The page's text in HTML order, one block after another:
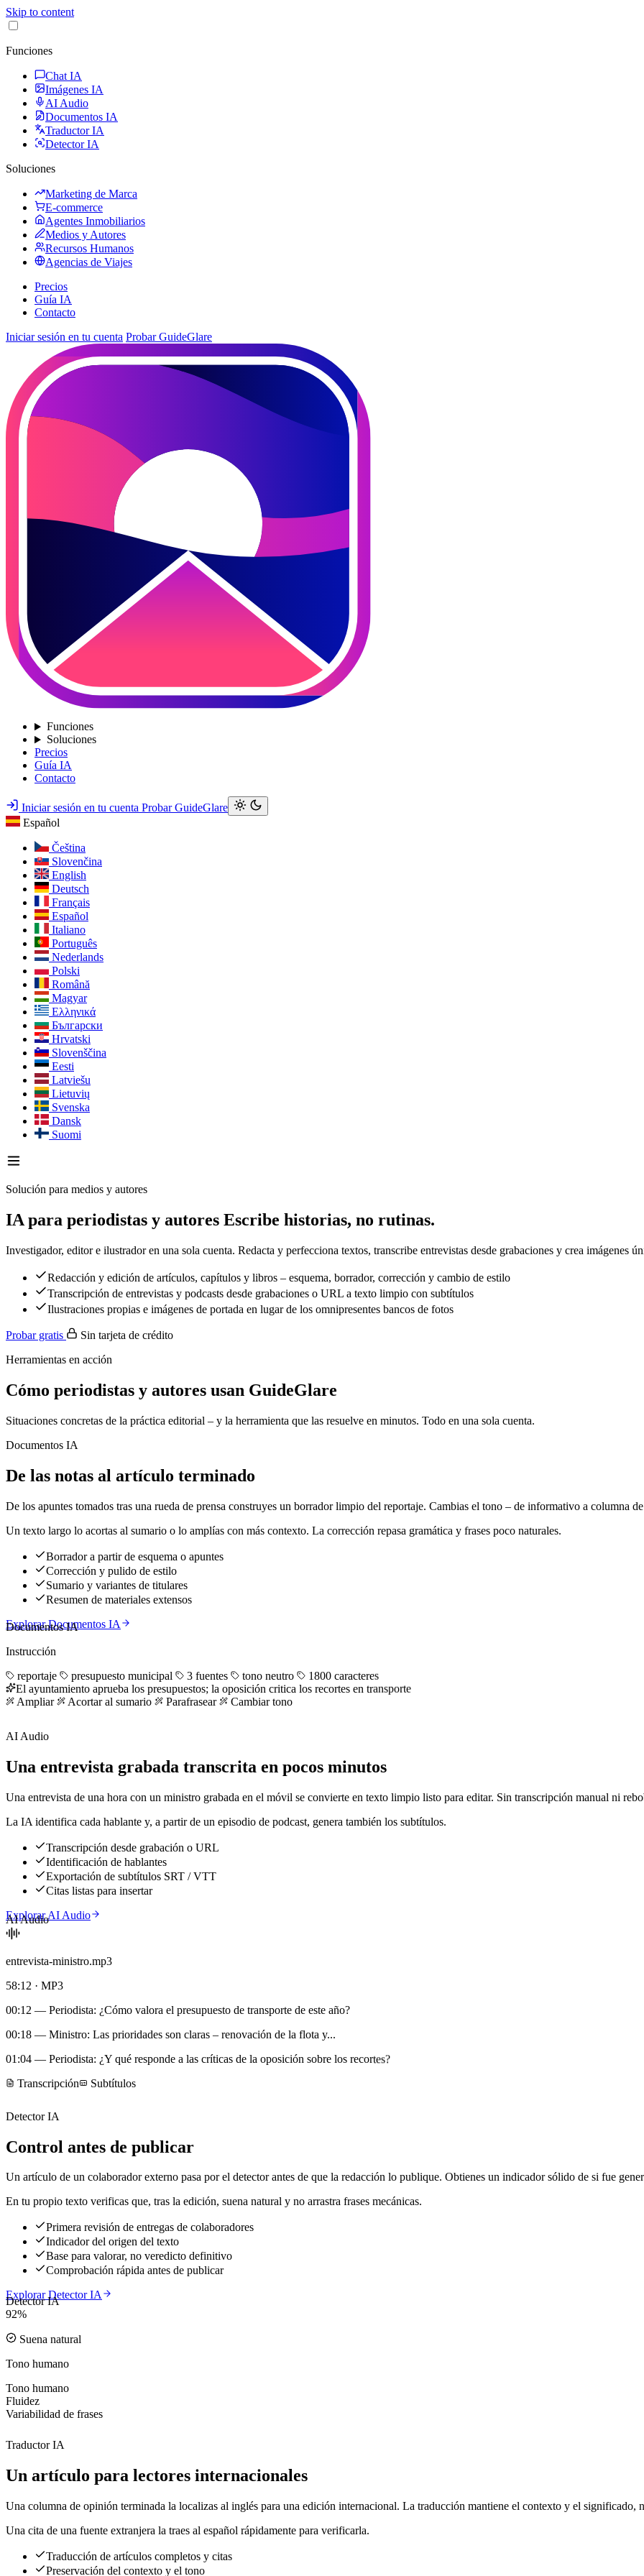
Skip to content
Funciones
Chat IA
Imágenes IA
AI Audio
Documentos IA
Traductor IA
Detector IA
Soluciones
Marketing de Marca
E-commerce
Agentes Inmobiliarios
Medios y Autores
Recursos Humanos
Agencias de Viajes
Precios
Guía IA
Contacto
Iniciar sesión en tu cuenta Probar GuideGlare
Funciones
Soluciones
Precios
Guía IA
Contacto
Iniciar sesión en tu cuenta Probar GuideGlare
Español
Čeština
Slovenčina
English
Deutsch
Français
Español
Italiano
Português
Nederlands
Polski
Română
Magyar
Ελληνικά
Български
Hrvatski
Slovenščina
Eesti
Latviešu
Lietuvių
Svenska
Dansk
Suomi
Solución para medios y autores
IA para periodistas y autores Escribe historias, no rutinas.
Investigador, editor e ilustrador en una sola cuenta. Redacta y perfecciona textos, transcribe entrevistas desde grabaciones y crea imágenes
Redacción y edición de artículos, capítulos y libros – esquema, borrador, corrección y cambio de estilo
Transcripción de entrevistas y podcasts desde grabaciones o URL a texto limpio con subtítulos
Ilustraciones propias e imágenes de portada en lugar de los omnipresentes bancos de fotos
Probar gratis
Sin tarjeta de crédito
Herramientas en acción
Cómo periodistas y autores usan GuideGlare
Situaciones concretas de la práctica editorial – y la herramienta que las resuelve en minutos. Todo en una sola cuenta.
Documentos IA
De las notas al artículo terminado
De los apuntes tomados tras una rueda de prensa construyes un borrador limpio del reportaje. Cambias el tono – de informativo a columna
Un texto largo lo acortas al sumario o lo amplías con más contexto. La corrección repasa gramática y frases poco naturales.
Borrador a partir de esquema o apuntes
Corrección y pulido de estilo
Sumario y variantes de titulares
Resumen de materiales extensos
Explorar Documentos IA
Documentos IA
Instrucción
reportaje
presupuesto municipal 3 fuentes tono neutro
1800 caracteres
El ayuntamiento aprueba los presupuestos; la oposición critica los recortes en transporte
Ampliar
Acortar al sumario Parafrasear Cambiar tono
AI Audio
Una entrevista grabada transcrita en pocos minutos
Una entrevista de una hora con un ministro grabada en el móvil se convierte en texto limpio listo para editar. Sin transcripción manual ni
La IA identifica cada hablante y, a partir de un episodio de podcast, genera también los subtítulos.
Transcripción desde grabación o URL
Identificación de hablantes
Exportación de subtítulos SRT / VTT
Citas listas para insertar
Explorar AI Audio
AI Audio
entrevista-ministro.mp3
58:12 · MP3
00:12 — Periodista: ¿Cómo valora el presupuesto de transporte de este año?
00:18 — Ministro: Las prioridades son claras – renovación de la flota y...
01:04 — Periodista: ¿Y qué responde a las críticas de la oposición sobre los recortes?
Transcripción
Subtítulos
Detector IA
Control antes de publicar
Un artículo de un colaborador externo pasa por el detector antes de que la redacción lo publique. Obtienes un indicador sólido de si fue
En tu propio texto verificas que, tras la edición, suena natural y no arrastra frases mecánicas.
Primera revisión de entregas de colaboradores
Indicador del origen del texto
Base para valorar, no veredicto definitivo
Comprobación rápida antes de publicar
Explorar Detector IA
Detector IA
92%
Suena natural
Tono humano
Tono humano
Fluidez
Variabilidad de frases
Traductor IA
Un artículo para lectores internacionales
Una columna de opinión terminada la localizas al inglés para una edición internacional. La traducción mantiene el contexto y el significado,
Una cita de una fuente extranjera la traes al español rápidamente para verificarla.
Traducción de artículos completos y citas
Preservación del contexto y el tono